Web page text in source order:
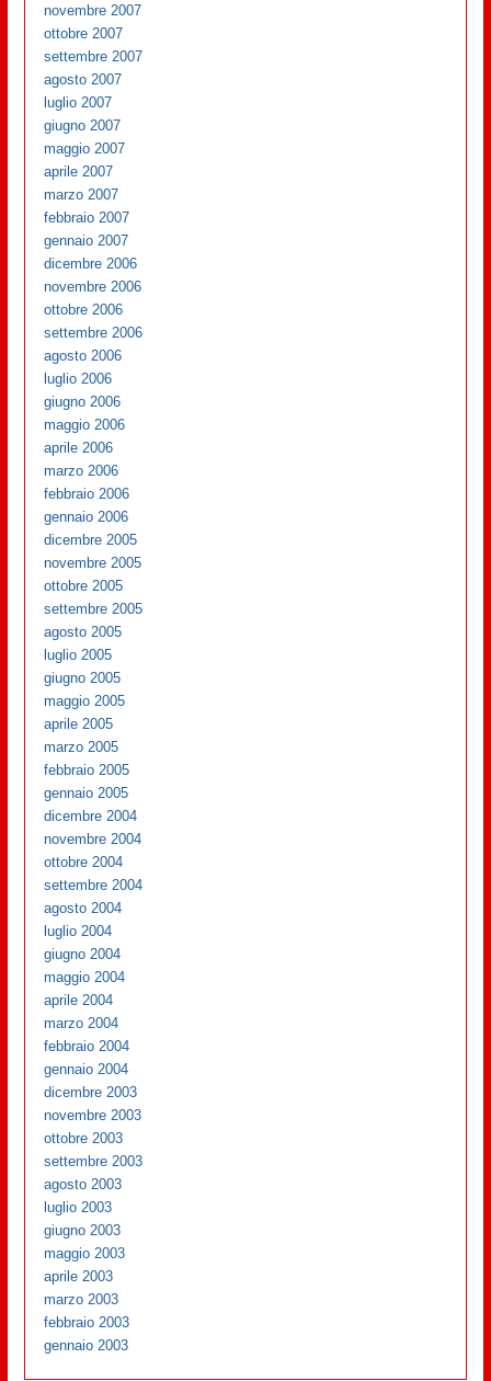
novembre 2007
ottobre 2007
settembre 2007
agosto 2007
luglio 2007
giugno 2007
maggio 2007
aprile 2007
marzo 2007
febbraio 2007
gennaio 2007
dicembre 2006
novembre 2006
ottobre 2006
settembre 2006
agosto 2006
luglio 2006
giugno 2006
maggio 2006
aprile 2006
marzo 2006
febbraio 2006
gennaio 2006
dicembre 2005
novembre 2005
ottobre 2005
settembre 2005
agosto 2005
luglio 2005
giugno 2005
maggio 2005
aprile 2005
marzo 2005
febbraio 2005
gennaio 2005
dicembre 2004
novembre 2004
ottobre 2004
settembre 2004
agosto 2004
luglio 2004
giugno 2004
maggio 2004
aprile 2004
marzo 2004
febbraio 2004
gennaio 2004
dicembre 2003
novembre 2003
ottobre 2003
settembre 2003
agosto 2003
luglio 2003
giugno 2003
maggio 2003
aprile 2003
marzo 2003
febbraio 2003
gennaio 2003